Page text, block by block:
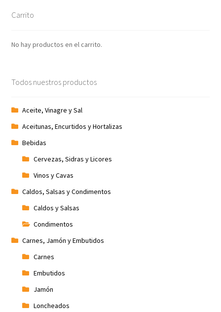
Carrito
No hay productos en el carrito.
Todos nuestros productos
Aceite, Vinagre y Sal
Aceitunas, Encurtidos y Hortalizas
Bebidas
Cervezas, Sidras y Licores
Vinos y Cavas
Caldos, Salsas y Condimentos
Caldos y Salsas
Condimentos
Carnes, Jamón y Embutidos
Carnes
Embutidos
Jamón
Loncheados